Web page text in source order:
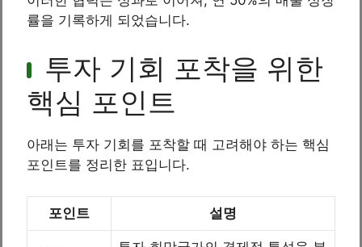
률을 기록하게 되었습니다.
투자 기회 포착을 위한
핵심 포인트
아래는 투자 기회를 포착할 때 고려해야 하는 핵심
포인트를 정리한 표입니다.
포인트 설명